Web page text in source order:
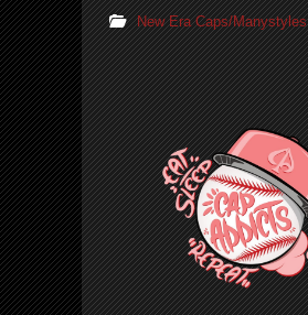
New Era Caps/Manystyles